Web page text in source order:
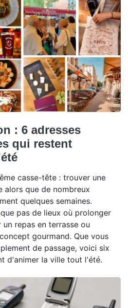
: 6 adresses
qui restent
casse-tête : trouver une
alors que de nombreux
quelques semaines.
pas de lieux où prolonger
repas en terrasse ou
gourmand. Que vous
de passage, voici six
d'animer la ville tout l'été.